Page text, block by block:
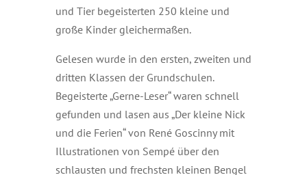
und Tier begeisterten 250 kleine und
große Kinder gleichermaßen.
Gelesen wurde in den ersten, zweiten und
dritten Klassen der Grundschulen.
Begeisterte „Gerne-Leser“ waren schnell
gefunden und lasen aus „Der kleine Nick
und die Ferien“ von René Goscinny mit
Illustrationen von Sempé über den
schlausten und frechsten kleinen Bengel